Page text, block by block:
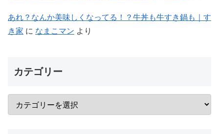
あれ？なんか美味しくなってる！？牛丼も牛すき鍋も｜す
き家 に なまこマン より
カテゴリー